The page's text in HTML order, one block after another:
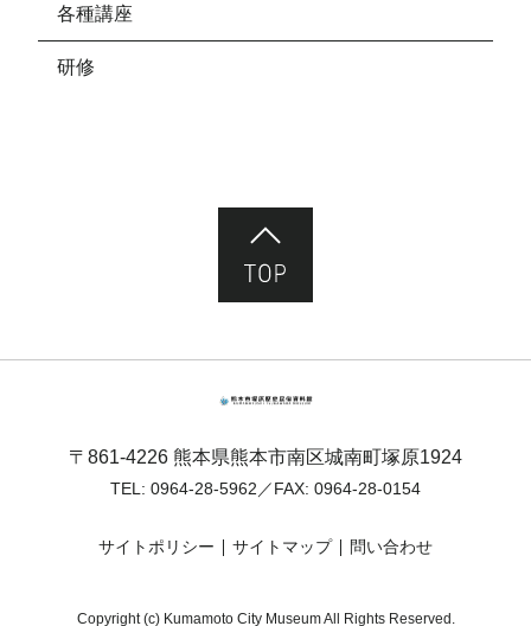
各種講座
研修
〒861-4226 熊本県熊本市南区城南町塚原1924
TEL: 0964-28-5962 ／FAX: 0964-28-0154
サイトポリシー サイトマップ 問い合わせ
Copyright (c) Kumamoto City Museum All Rights Reserved.